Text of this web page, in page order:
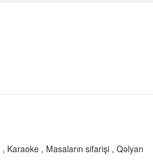
Karaoke Masaların sifarişi Qəlyan